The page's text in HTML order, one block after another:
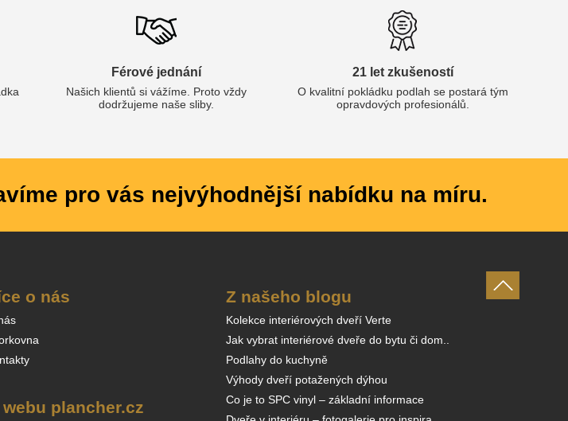
Férové jednání
Našich klientů si vážíme. Proto vždy
dodržujeme naše sliby.
21 let zkušeností
O kvalitní pokládku podlah se postará tým
opravdových profesionálů.
pro vás nejvýhodnější nabídku na míru.
o nás
webu plancher.cz
Z našeho blogu
Kolekce interiérových dveří Verte
Jak vybrat interiérové dveře do bytu či dom..
Podlahy do kuchyně
Výhody dveří potažených dýhou
Co je to SPC vinyl – základní informace